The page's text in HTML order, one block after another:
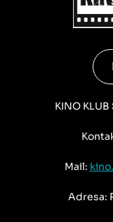
KINO
Mail:
Adresa: